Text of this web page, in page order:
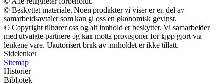
© Beskyttet materiale. Noen produkter vi viser er en del av
samarbeidsavtaler som kan gi oss en økonomisk gevinst.
© Copyright tilhører oss og alt innhold er beskyttet. Vi samarbeider
med utvalgte partnere og kan motta provisjoner for kjøp gjort via
lenkene våre. Uautorisert bruk av innholdet er ikke tillatt.
Sidelenker
Sitemap
Historier
Bibliotek